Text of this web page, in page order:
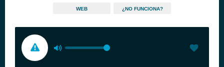
WEB ¿NO FUNCIONA?